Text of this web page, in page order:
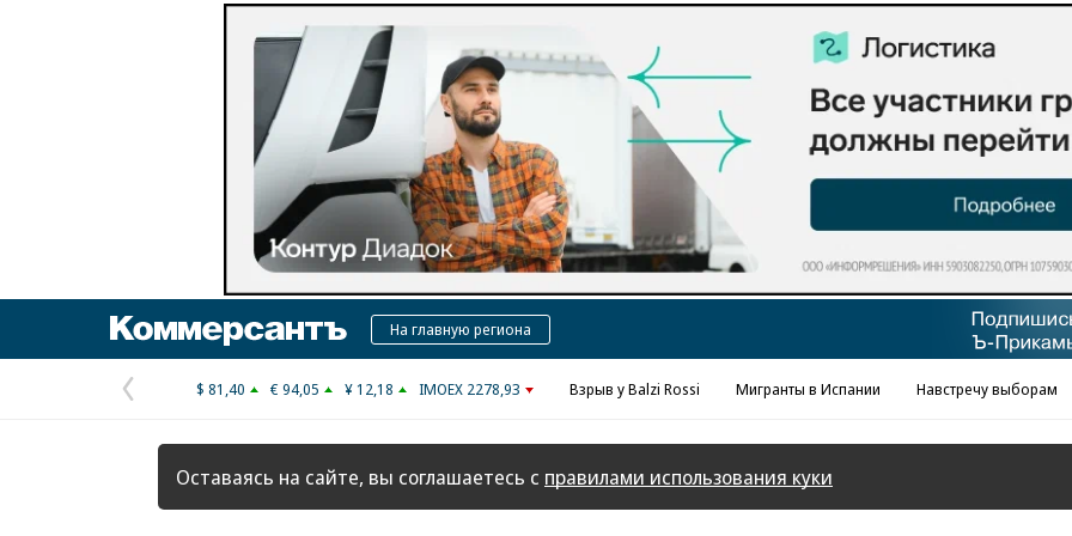
Реклама в «Ъ» www.kommersant.ru/ad
КоммерсантъНа главную региона
Предыдущая
страница
$ 81,40 € 94,05 ¥ 12,18 IMOEX 2278,93 Взрыв у Balzi Rossi Мигранты в Испании Навстречу выборам
Оставаясь на сайте, вы соглашаетесь с правилами использования куки